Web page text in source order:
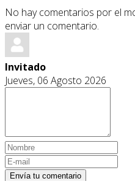
No hay comentarios por el
enviar un comentario.
Invitado
Jueves, 06 Agosto 2026
Envía tu comentario